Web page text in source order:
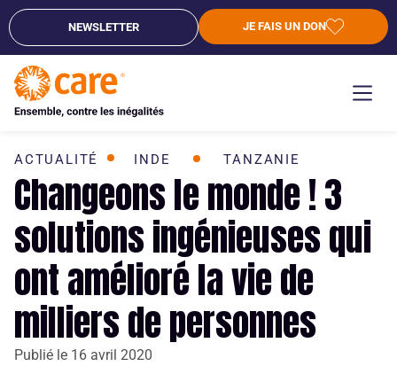
NEWSLETTER JE FAIS UN DON
ACTUALITÉ INDE TANZANIE
Changeons le monde ! 3
solutions ingénieuses qui
ont amélioré la vie de
milliers de personnes
Publié le 16 avril 2020